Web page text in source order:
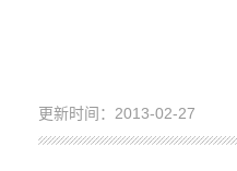
更新时间：2013-02-27